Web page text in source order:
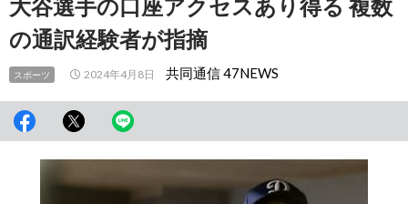
動大谷選手の口座アクセスあり得る 複数
の通訳経験者が指摘
スポーツ 2024年4月8日 共同通信 47NEWS